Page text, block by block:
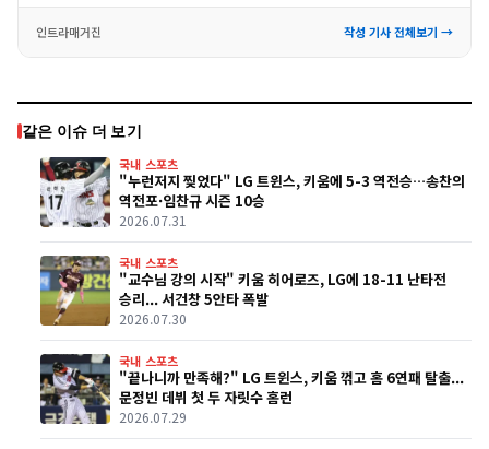
인트라매거진 작성 기사 전체보기 →
같은 이슈 더 보기
국내 스포츠
"누런저지 찢었다" LG 트윈스, 키움에 5-3 역전승…송찬의
역전포·임찬규 시즌 10승
2026.07.31
국내 스포츠
"교수님 강의 시작" 키움 히어로즈, LG에 18-11 난타전
승리... 서건창 5안타 폭발
2026.07.30
국내 스포츠
"끝나니까 만족해?" LG 트윈스, 키움 꺾고 홈 6연패 탈출...
문정빈 데뷔 첫 두 자릿수 홈런
2026.07.29